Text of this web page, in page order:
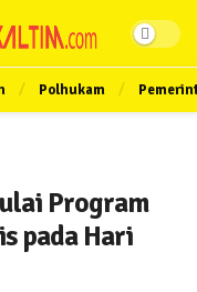
Polhukam
Program
pada Hari